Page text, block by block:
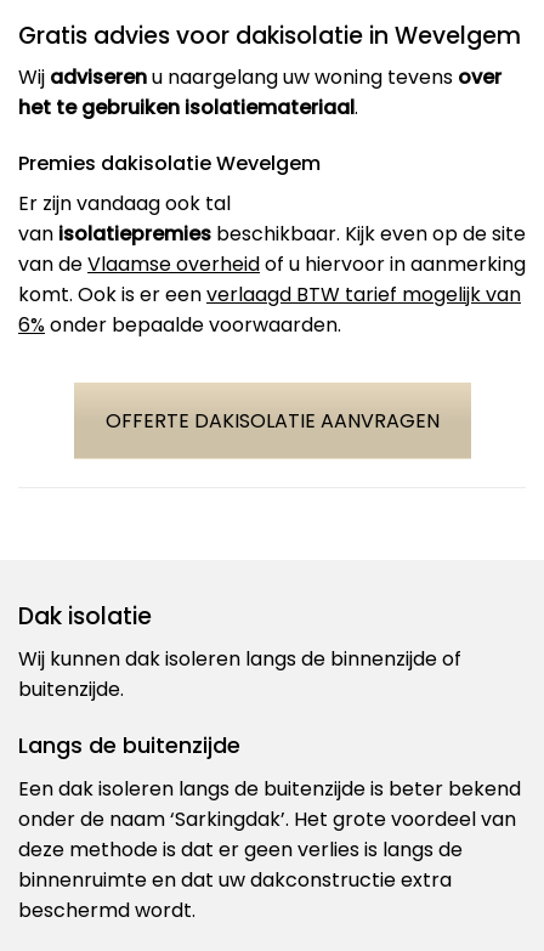
Gratis advies voor dakisolatie in Wevelgem
Wij adviserenu naargelang uw woning tevens over
het te gebruiken isolatiemateriaal.
Premies dakisolatie Wevelgem
Er zijn vandaag ook tal
van isolatiepremies beschikbaar. Kijk even op de site
van deVlaamse overheidof u hiervoor in aanmerking
komt. Ook is er eenverlaagd BTW tarief mogelijk van
6%onder bepaalde voorwaarden.
OFFERTE DAKISOLATIE AANVRAGEN
Dak isolatie
Wij kunnen dak isoleren langs de binnenzijde of
buitenzijde.
Langs de buitenzijde
Een dak isoleren langs de buitenzijde is beter bekend
onder de naam ‘Sarkingdak’. Het grote voordeel van
deze methode is dat er geen verlies is langs de
binnenruimte en dat uw dakconstructie extra
beschermd wordt.